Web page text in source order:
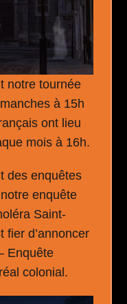
notre tournée
à 15h
ont lieu
mois à 16h.
des enquêtes
enquête
Saint-
fier d’annoncer
Enquête
colonial.